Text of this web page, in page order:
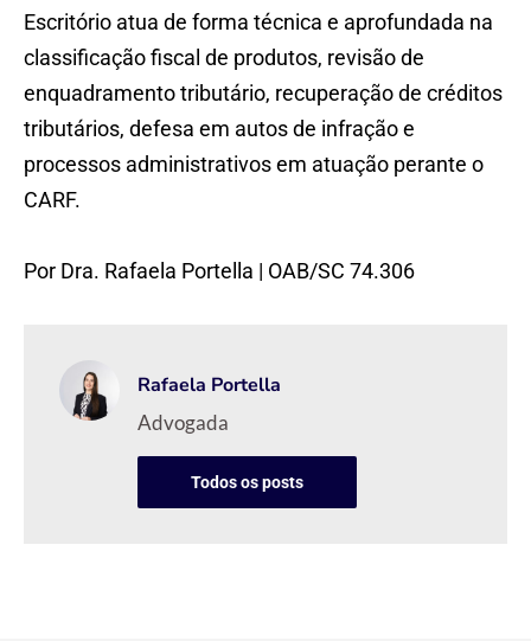
Escritório atua de forma técnica e aprofundada na
classificação fiscal de produtos, revisão de
enquadramento tributário, recuperação de créditos
tributários, defesa em autos de infração e
processos administrativos em atuação perante o
CARF.
Por Dra. Rafaela Portella | OAB/SC 74.306
Rafaela Portella
Advogada
Todos os posts